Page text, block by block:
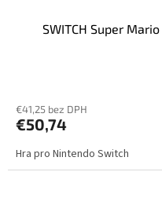
SWITCH Super
€41,25 bez DPH
€50,74
Hra pro Nintendo Switch